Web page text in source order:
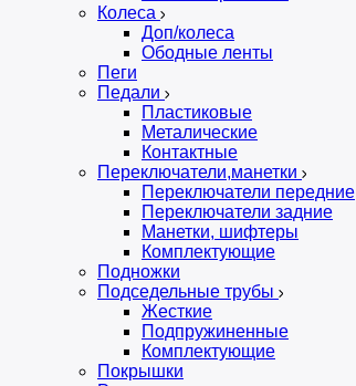
Колеса
Доп/колеса
Ободные ленты
Пеги
Педали
Пластиковые
Металические
Контактные
Переключатели,манетки
Переключатели передние
Переключатели задние
Манетки, шифтеры
Комплектующие
Подножки
Подседельные трубы
Жесткие
Подпружиненные
Комплектующие
Покрышки